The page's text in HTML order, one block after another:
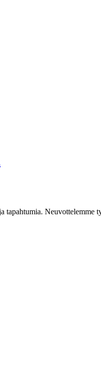
Neuvottelemme